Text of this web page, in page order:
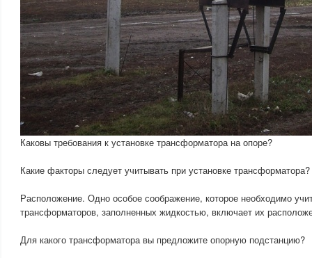
Каковы требования к установке трансформатора на опоре?
Какие факторы следует учитывать при установке трансформатора?
Расположение. Одно особое соображение, которое необходимо
трансформаторов, заполненных жидкостью, включает их
Для какого трансформатора вы предложите опорную подстанцию?